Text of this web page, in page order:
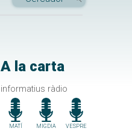
A la carta
informatius ràdio
MATÍ MIGDIA VESPRE